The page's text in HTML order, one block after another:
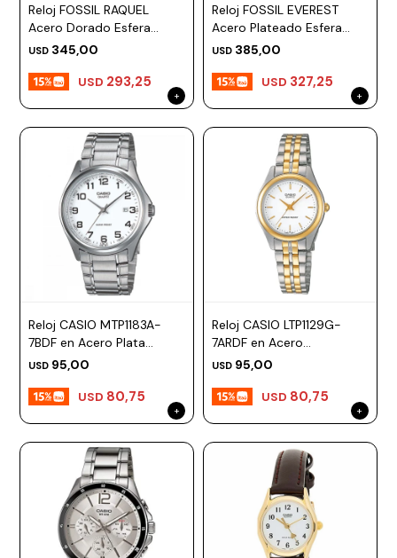
Reloj FOSSIL RAQUEL
Acero Dorado Esfera
23mm
USD 345,00
USD 293,25
Reloj FOSSIL EVEREST
Acero Plateado Esfera
42mm
USD 385,00
USD 327,25
Reloj CASIO MTP1183A-
7BDF en Acero Plata
Esfera 38mm
USD 95,00
USD 80,75
Reloj CASIO LTP1129G-
7ARDF en Acero
Combinado Esfera 27mm
USD 95,00
USD 80,75